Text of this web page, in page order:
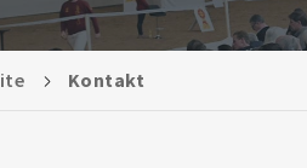
Kontakt